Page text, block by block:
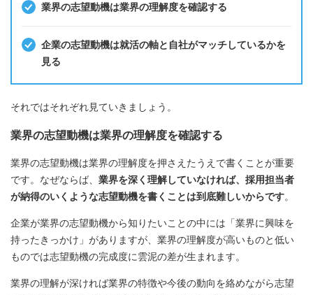
業界の志望動機は業界の理解度を確認する
企業の志望動機は就活の軸と自社がマッチしているかを
見る
それではそれぞれ見ていきましょう。
業界の志望動機は業界の理解度を確認する
業界の志望動機は業界の理解度を押さえたうえで書くことが重要
です。なぜならば、 業界を深く理解していなければ、採用担当者
が納得のいくような志望動機を書くことは到底難しいからです。
企業が業界の志望動機から知りたいことの中には「業界に興味を
持ったきっかけ」がありますが、業界の理解度が高いものと低い
ものでは志望動機の完成度に雲泥の差が生まれます。
業界の理解が深ければ業界の特徴や今後の動向を絡めながら志望